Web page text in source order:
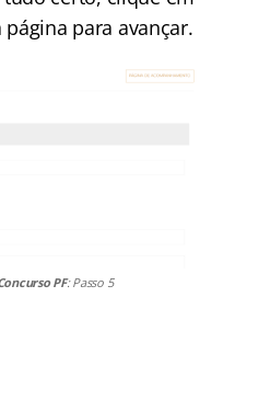
para avançar.
PF: Passo 5